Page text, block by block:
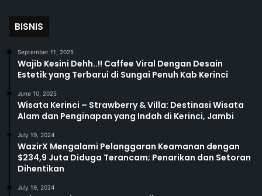
BISNIS
September 11, 2025
Wajib Kesini Dehh..!! Caffee Viral Dengan Desain
Estetik yang Terbarui di Sungai Penuh Kab Kerinci
June 10, 2025
Wisata Kerinci – Strawberry & Villa: Destinasi Wisata
Alam dan Penginapan yang Indah di Kerinci, Jambi
July 19, 2024
WazirX Mengalami Pelanggaran Keamanan dengan
$234,9 Juta Diduga Terancam; Penarikan dan Setoran
Dihentikan
July 19, 2024